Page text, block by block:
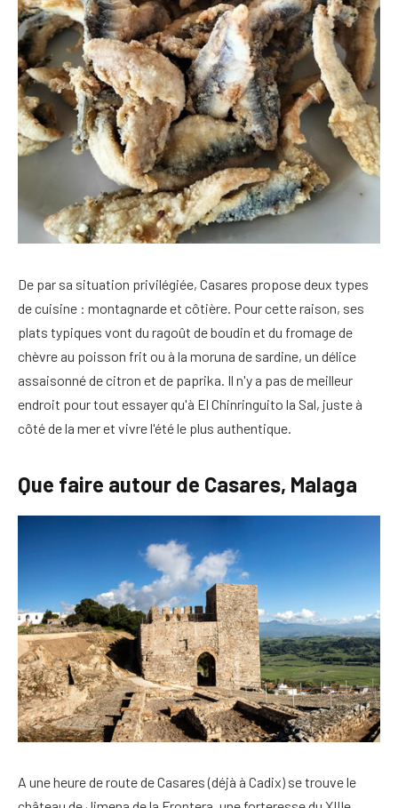
De par sa situation privilégiée, Casares propose deux types
de cuisine : montagnarde et côtière. Pour cette raison, ses
plats typiques vont du ragoût de boudin et du fromage de
chèvre au poisson frit ou à la moruna de sardine, un délice
assaisonné de citron et de paprika. Il n'y a pas de meilleur
endroit pour tout essayer qu'à El Chinringuito la Sal, juste à
côté de la mer et vivre l'été le plus authentique.
Que faire autour de Casares, Malaga
A une heure de route de Casares (déjà à Cadix) se trouve le